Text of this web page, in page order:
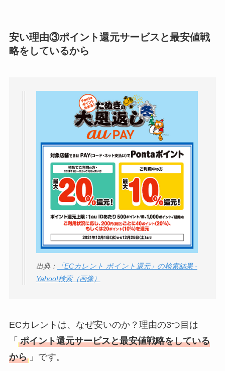
安い理由③ポイント還元サービスと最安値戦
略をしているから
出典：
「ECカレント ポイント還元」の検索結果 -
Yahoo!検索（画像）
ECカレントは、なぜ安いのか？理由の3つ目は
「 ポイント還元サービスと最安値戦略をしている
から 」です。